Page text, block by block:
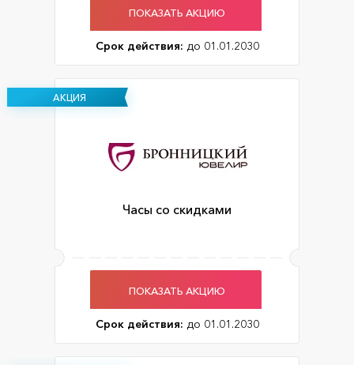
ПОКАЗАТЬ АКЦИЮ
Срок действия: до 01.01.2030
АКЦИЯ
Часы со скидками
ПОКАЗАТЬ АКЦИЮ
Срок действия: до 01.01.2030